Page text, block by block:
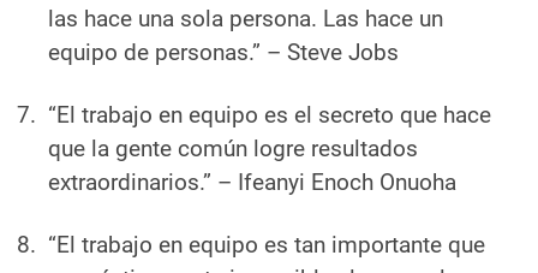
las hace una sola persona. Las hace un
equipo de personas.” – Steve Jobs
“El trabajo en equipo es el secreto que hace
que la gente común logre resultados
extraordinarios.” – Ifeanyi Enoch Onuoha
“El trabajo en equipo es tan importante que